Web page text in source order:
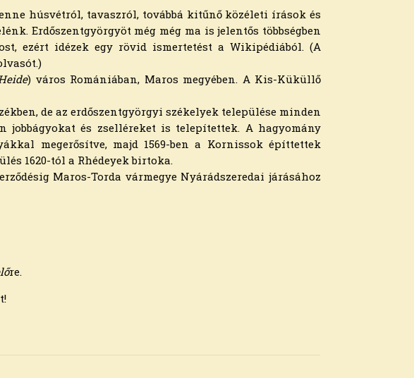
húsvétról, tavaszról, továbbá kitűnő közéleti írások és
Erdőszentgyörgyöt még még ma is jelentős többségben
ezért idézek egy rövid ismertetést a Wikipédiából. (A
) város Romániában, Maros megyében. A Kis-Küküllő
de az erdőszentgyörgyi székelyek települése minden
jobbágyokat és zselléreket is telepítettek. A hagyomány
megerősítve, majd 1569-ben a Kornissok építtettek
1620-tól a Rhédeyek birtoka.
Maros-Torda vármegye Nyárádszeredai járásához
re.